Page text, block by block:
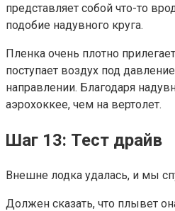
представляет собой что-то
подобие надувного круга.
Пленка очень плотно
поступает воздух под
направлении. Благодаря
аэрохоккее, чем на вертолет.
Шаг 13: Тест драйв
Внешне лодка удалась, и мы
Должен сказать, что плывет